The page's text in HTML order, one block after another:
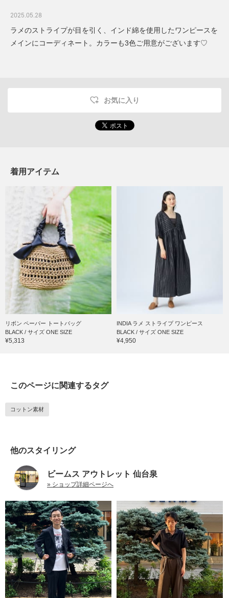
2025.05.28
ラメのストライプが目を引く、インド綿を使用したワンピースを
メインにコーディネート。カラーも3色ご用意がございます♡
お気に入り
着用アイテム
リボン ペーパー トートバッグ
BLACK / サイズ ONE SIZE
¥5,313
INDIA ラメ ストライプ ワンピース
BLACK / サイズ ONE SIZE
¥4,950
このページに関連するタグ
コットン素材
他のスタイリング
ビームス アウトレット 仙台泉
» ショップ詳細ページへ